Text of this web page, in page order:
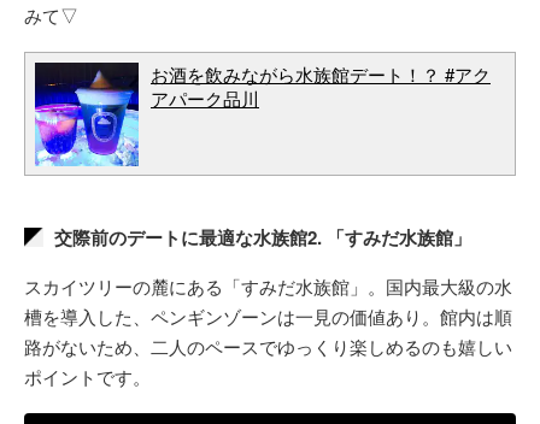
みて▽
お酒を飲みながら水族館デート！？ #アク
アパーク品川
交際前のデートに最適な水族館2. 「すみだ水族館」
スカイツリーの麓にある「すみだ水族館」。国内最大級の水
槽を導入した、ペンギンゾーンは一見の価値あり。館内は順
路がないため、二人のペースでゆっくり楽しめるのも嬉しい
ポイントです。